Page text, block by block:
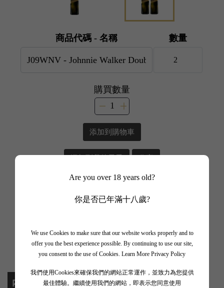
Are you over 18 years old?
你是否已年滿十八歲?
We use Cookies to make sure that our website works properly and to
offer you the best experience possible. By continuing to use our site,
you consent to the use of Cookies. Learn More Privacy Policy
我們使用Cookies來確保我們的網站正常運作，並致力為您提供
最佳體驗。繼續使用我們的網站，即表示您同意使用
商品代碼 - 名稱 數量
購買數量
添加到購物車
📲 加入 WhatsApp Channel
🎁 即刻接收限時優惠、獨家驚喜💥
內容